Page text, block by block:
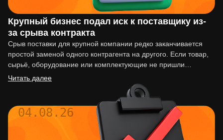
Крупный бизнес подал иск к поставщику из-
за срыва контракта
Срыв поставки для крупной компании редко заканчивается
простой заменой одного контрагента на другого. Если товар,
сырьё, оборудование или комплектующие не пришли
вовремя, последствия могут…
Читать далее
04.08.26